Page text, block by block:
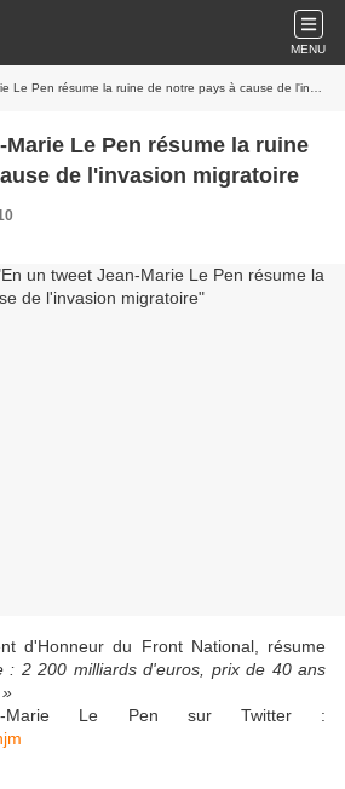
MENU
résume la ruine de notre pays à cause de l'invasion migratoire
Le Pen résume la ruine
de l'invasion migratoire
d'Honneur du Front National, résume
: 2 200 milliards d'euros, prix de 40 ans
Marie Le Pen sur Twitter :